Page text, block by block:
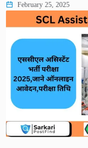
February 25, 2025